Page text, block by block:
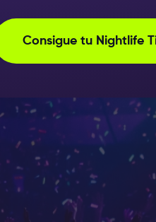
Consigue tu Nightlife